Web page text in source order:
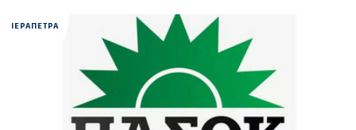
ΙΕΡΑΠΕΤΡΑ